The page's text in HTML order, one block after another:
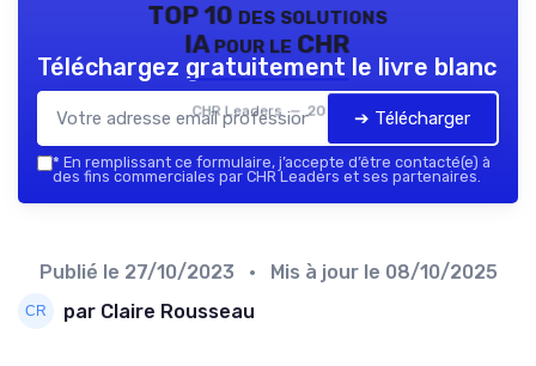
TOP 10 des solutions
IA pour le CHR
CHR Leaders — 2026
Téléchargez gratuitement le livre blanc
➔ Télécharger
* En remplissant ce formulaire, j’accepte d’être contacté(e) à
des fins commerciales par CHR Leaders et ses partenaires.
Publié le 27/10/2023 • Mis à jour le 08/10/2025
par Claire Rousseau